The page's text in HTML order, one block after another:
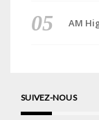
AM
SUIVEZ-NOUS